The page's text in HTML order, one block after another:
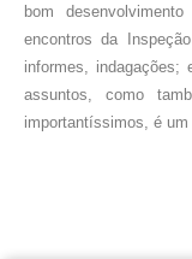
bom
encontros da
informes, indagações;
assuntos, como
importantíssimos, é um